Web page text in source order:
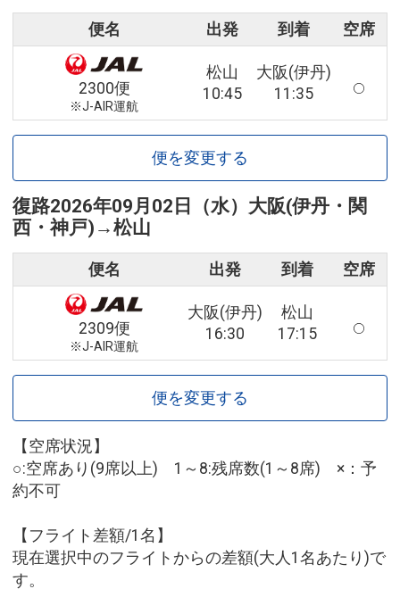
便名 出発 到着 空席
2300便
※J-AIR運航
松山
10:45
大阪(伊丹)
11:35
便を変更する
復路2026年09月02日（水） 大阪(伊丹・関
西・神戸) →松山
便名 出発 到着 空席
2309便
※J-AIR運航
大阪(伊丹)
16:30
松山
17:15
便を変更する
【空席状況】
○:空席あり(9席以上) 1～8:残席数(1～8席) ×：予
約不可
【フライト差額/1名】
現在選択中のフライトからの差額(大人1名あたり)で
す。